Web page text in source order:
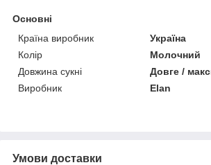
Основні
Країна виробник
Україна
Колір
Молочний
Довжина сукні
Довге /
Виробник
Elan
Умови доставки